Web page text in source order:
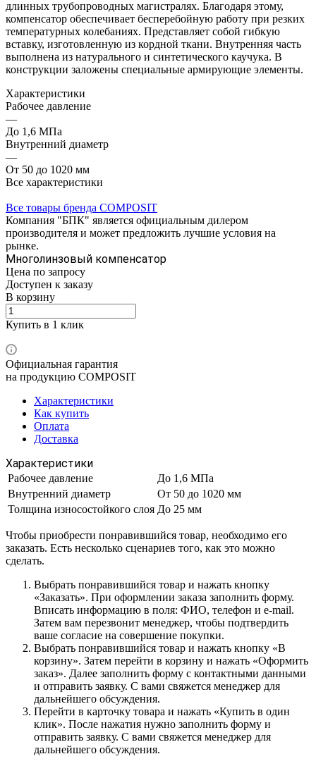
длинных трубопроводных магистралях. Благодаря этому,
компенсатор обеспечивает бесперебойную работу при резких
температурных колебаниях. Представляет собой гибкую
вставку, изготовленную из кордной ткани. Внутренняя часть
выполнена из натурального и синтетического каучука. В
конструкции заложены специальные армирующие элементы.
Характеристики
Рабочее давление
—
До 1,6 МПа
Внутренний диаметр
—
От 50 до 1020 мм
Все характеристики
Все товары бренда COMPOSIT
Компания "БПК" является официальным дилером
производителя и может предложить лучшие условия на
рынке.
Многолинзовый компенсатор
Цена по запросу
Доступен к заказу
В корзину
Купить в 1 клик
Официальная гарантия
на продукцию COMPOSIT
Характеристики
Как купить
Оплата
Доставка
Характеристики
Рабочее давление
До 1,6 МПа
Внутренний диаметр
От 50 до 1020 мм
Толщина износостойкого слоя До 25 мм
Чтобы приобрести понравившийся товар, необходимо его
заказать. Есть несколько сценариев того, как это можно
сделать.
Выбрать понравившийся товар и нажать кнопку
«Заказать». При оформлении заказа заполнить форму.
Вписать информацию в поля: ФИО, телефон и e-mail.
Затем вам перезвонит менеджер, чтобы подтвердить
ваше согласие на совершение покупки.
Выбрать понравившийся товар и нажать кнопку «В
корзину». Затем перейти в корзину и нажать «Оформить
заказ». Далее заполнить форму с контактными данными
и отправить заявку. С вами свяжется менеджер для
дальнейшего обсуждения.
Перейти в карточку товара и нажать «Купить в один
клик». После нажатия нужно заполнить форму и
отправить заявку. С вами свяжется менеджер для
дальнейшего обсуждения.